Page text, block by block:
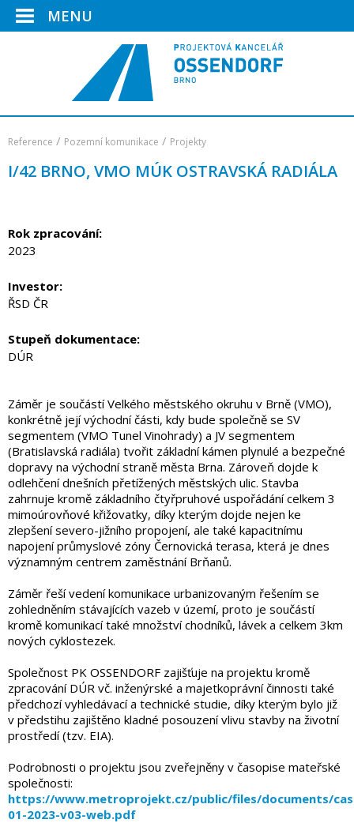
MENU
Reference / Pozemní komunikace / Projekty
I/42 BRNO, VMO MÚK OSTRAVSKÁ RADIÁLA
Rok zpracování:
2023
Investor:
ŘSD ČR
Stupeň dokumentace:
DÚR
Záměr je součástí Velkého městského okruhu v Brně (VMO),
konkrétně její východní části, kdy bude společně se SV
segmentem (VMO Tunel Vinohrady) a JV segmentem
(Bratislavská radiála) tvořit základní kámen plynulé a bezpečné
dopravy na východní straně města Brna. Zároveň dojde k
odlehčení dnešních přetížených městských ulic. Stavba
zahrnuje kromě základního čtyřpruhové uspořádání celkem 3
mimoúrovňové křižovatky, díky kterým dojde nejen ke
zlepšení severo-jižního propojení, ale také kapacitnímu
napojení průmyslové zóny Černovická terasa, která je dnes
významným centrem zaměstnání Brňanů.
Záměr řeší vedení komunikace urbanizovaným řešením se
zohledněním stávajících vazeb v území, proto je součástí
kromě komunikací také množství chodníků, lávek a celkem 3km
nových cyklostezek.
Společnost PK OSSENDORF zajišťuje na projektu kromě
zpracování DÚR vč. inženýrské a majetkoprávní činnosti také
předchozí vyhledávací a technické studie, díky kterým bylo již
v předstihu zajištěno kladné posouzení vlivu stavby na životní
prostředí (tzv. EIA).
Podrobnosti o projektu jsou zveřejněny v časopise mateřské
společnosti:
https://www.metroprojekt.cz/public/files/documents/
01-2023-v03-web.pdf